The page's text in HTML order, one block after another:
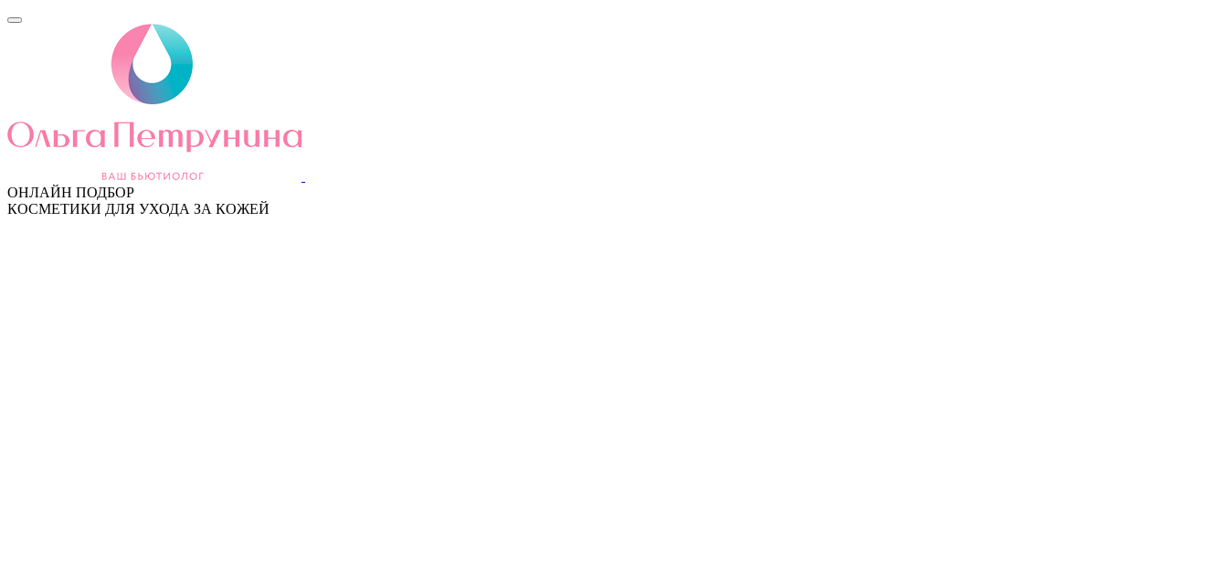
ОНЛАЙН ПОДБОР
КОСМЕТИКИ ДЛЯ УХОДА ЗА КОЖЕЙ